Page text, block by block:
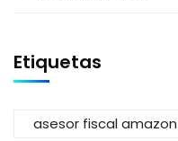
Etiquetas
asesor fiscal amazon